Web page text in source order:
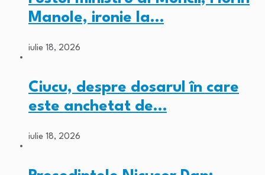
Manole, ironie la…
iulie 18, 2026
Ciucu, despre dosarul în care
este anchetat de…
iulie 18, 2026